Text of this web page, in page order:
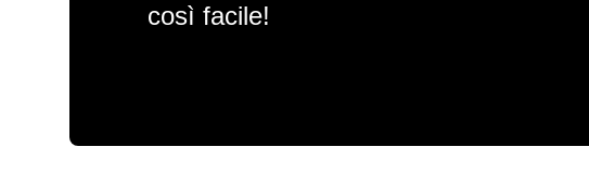
così facile!